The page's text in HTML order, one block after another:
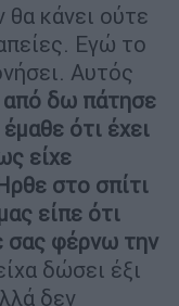
θα κάνει ούτε
Εγώ το
Αυτός
από δω πάτησε
ότι έχει
είχε
στο σπίτι
είπε ότι
σας φέρνω την
δώσει έξι
δεν